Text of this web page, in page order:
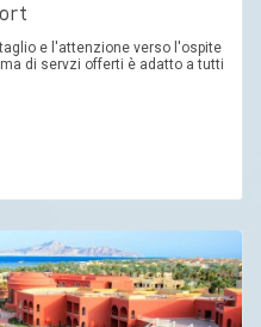
e l'attenzione verso l'ospite
di servzi offerti è adatto a tutti